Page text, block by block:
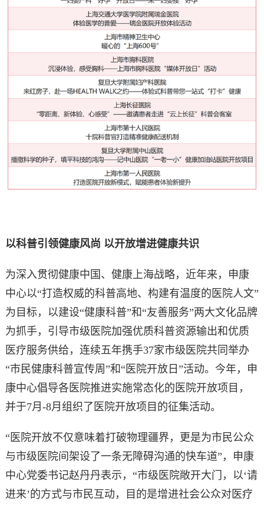
以科普引领健康风尚 以开放增进健康共识
为深入贯彻健康中国、健康上海战略，近年来，申康
中心以“打造权威的科普高地、构建有温度的医院人文”
为目标，以建设“健康科普”和“友善服务”两大文化品牌
为抓手，引导市级医院加强优质科普资源输出和优质
医疗服务供给，连续五年携手37家市级医院共同举办
“市民健康科普宣传周”和“医院开放日”活动。今年，申
康中心倡导各医院推进实施常态化的医院开放项目，
并于7月-8月组织了医院开放项目的征集活动。
“医院开放不仅意味着打破物理疆界，更是为市民公众
与市级医院间架设了一条无障碍沟通的快车道”，申康
中心党委书记赵丹丹表示，“市级医院敞开大门，以‘请
进来’的方式与市民互动，目的是增进社会公众对医疗